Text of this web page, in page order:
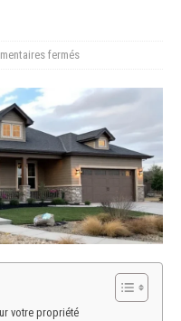
fermés
votre propriété